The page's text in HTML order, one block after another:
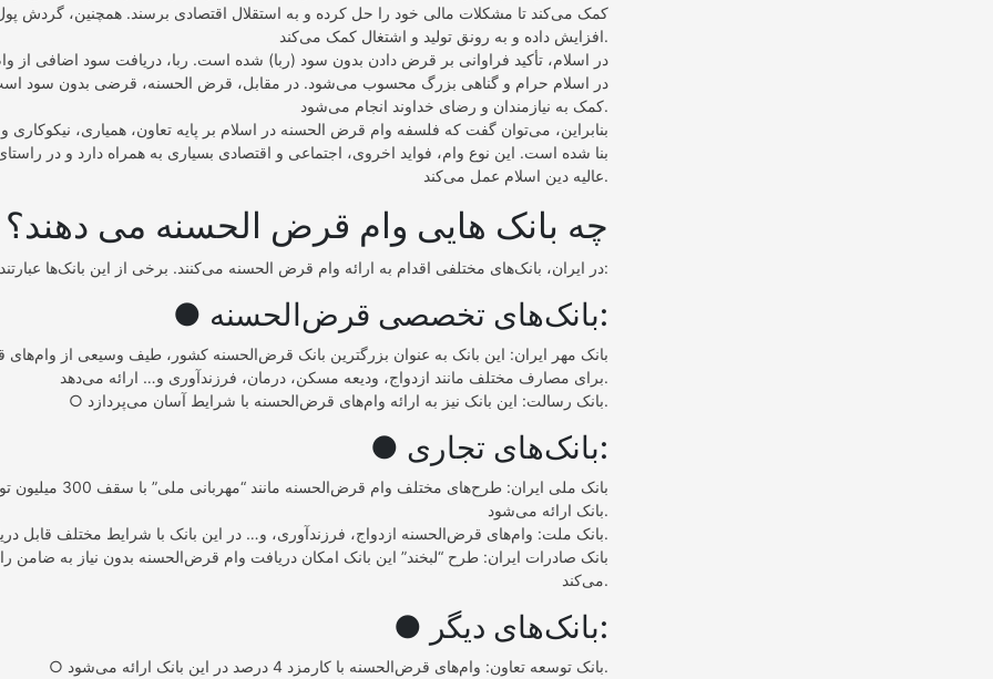
کمک می‌کند تا مشکلات مالی خود را حل کرده و به استقلال اقتصادی برسند. همچنین، گردش
افزایش داده و به رونق تولید و اشتغال کمک می‌کند.
در اسلام، تأکید فراوانی بر قرض دادن بدون سود (ربا) شده است. ربا، دریافت سود اضافی از
در اسلام حرام و گناهی بزرگ محسوب می‌شود. در مقابل، قرض الحسنه، قرضی بدون سود است
کمک به نیازمندان و رضای خداوند انجام می‌شود.
بنابراین، می‌توان گفت که فلسفه وام قرض الحسنه در اسلام بر پایه تعاون، همیاری، نیکوکاری
بنا شده است. این نوع وام، فواید اخروی، اجتماعی و اقتصادی بسیاری به همراه دارد و در
عالیه دین اسلام عمل می‌کند.
چه بانک هایی وام قرض الحسنه می دهند؟
در ایران، بانک‌های مختلفی اقدام به ارائه وام قرض الحسنه می‌کنند. برخی از این بانک‌ها عبارتند از:
● بانک‌های تخصصی قرض‌الحسنه:
برای مصارف مختلف مانند ازدواج، ودیعه مسکن، درمان، فرزندآوری و… ارائه می‌دهد.
○ بانک رسالت: این بانک نیز به ارائه وام‌های قرض‌الحسنه با شرایط آسان می‌پردازد.
● بانک‌های تجاری:
بانک ارائه می‌شود.
○ بانک ملت: وام‌های قرض‌الحسنه ازدواج، فرزندآوری، و… در این بانک با شرایط مختلف قابل دریافت هستند.
می‌کند.
● بانک‌های دیگر:
○ بانک توسعه تعاون: وام‌های قرض‌الحسنه با کارمزد 4 درصد در این بانک ارائه می‌شود.